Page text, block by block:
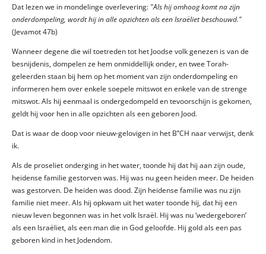
Dat lezen we in mondelinge overlevering: "Als hij omhoog komt na zijn
onderdompeling, wordt hij in alle opzichten als een Israëliet beschouwd."
(Jevamot 47b)
Wanneer degene die wil toetreden tot het Joodse volk genezen is van de
besnijdenis, dompelen ze hem onmiddellijk onder, en twee Torah-
geleerden staan bij hem op het moment van zijn onderdompeling en
informeren hem over enkele soepele mitswot en enkele van de strenge
mitswot. Als hij eenmaal is ondergedompeld en tevoorschijn is gekomen,
geldt hij voor hen in alle opzichten als een geboren Jood.
Dat is waar de doop voor nieuw-gelovigen in het B’’CH naar verwijst, denk
ik.
Als de proseliet onderging in het water, toonde hij dat hij aan zijn oude,
heidense familie gestorven was. Hij was nu geen heiden meer. De heiden
was gestorven. De heiden was dood. Zijn heidense familie was nu zijn
familie niet meer. Als hij opkwam uit het water toonde hij, dat hij een
nieuw leven begonnen was in het volk Israël. Hij was nu ‘wedergeboren’
als een Israëliet, als een man die in God geloofde. Hij gold als een pas
geboren kind in het Jodendom.